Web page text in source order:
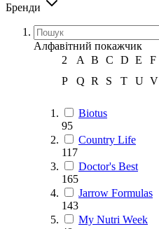
Бренди
Алфавітний покажчик
2
A B C D E F
P
Q R S T U V
Biotus
95
Country Life
117
Doctor's Best
165
Jarrow Formulas
143
My Nutri Week